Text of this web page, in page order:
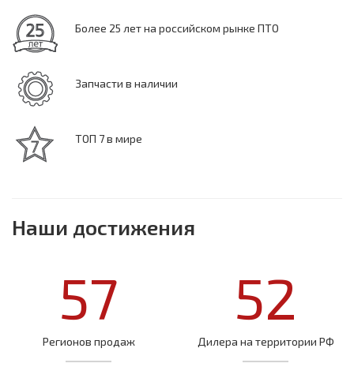
Более 25 лет на российском рынке ПТО
Запчасти в наличии
ТОП 7 в мире
Наши достижения
57
Регионов продаж
52
Дилера на территории РФ